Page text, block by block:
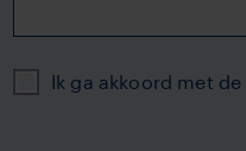
PrivacyIk ga akkoord met de